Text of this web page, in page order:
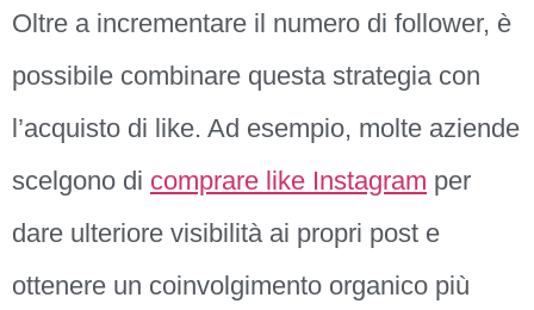
Oltre a incrementare il numero di follower, è
possibile combinare questa strategia con
l’acquisto di like. Ad esempio, molte aziende
scelgono di comprare like Instagram per
dare ulteriore visibilità ai propri post e
ottenere un coinvolgimento organico più